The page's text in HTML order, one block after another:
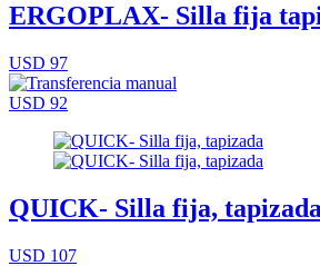
ERGOPLAX- Silla fija
USD 97
USD 92
QUICK- Silla fija, tapizada
USD 107